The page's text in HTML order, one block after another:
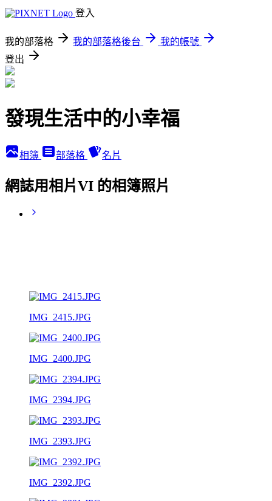
登入
我的部落格 我的部落格後台
我的帳號
登出
發現生活中的小幸福
相簿 部落格 名片
網誌用相片VI 的相簿照片
IMG_2415.JPG
IMG_2400.JPG
IMG_2394.JPG
IMG_2393.JPG
IMG_2392.JPG